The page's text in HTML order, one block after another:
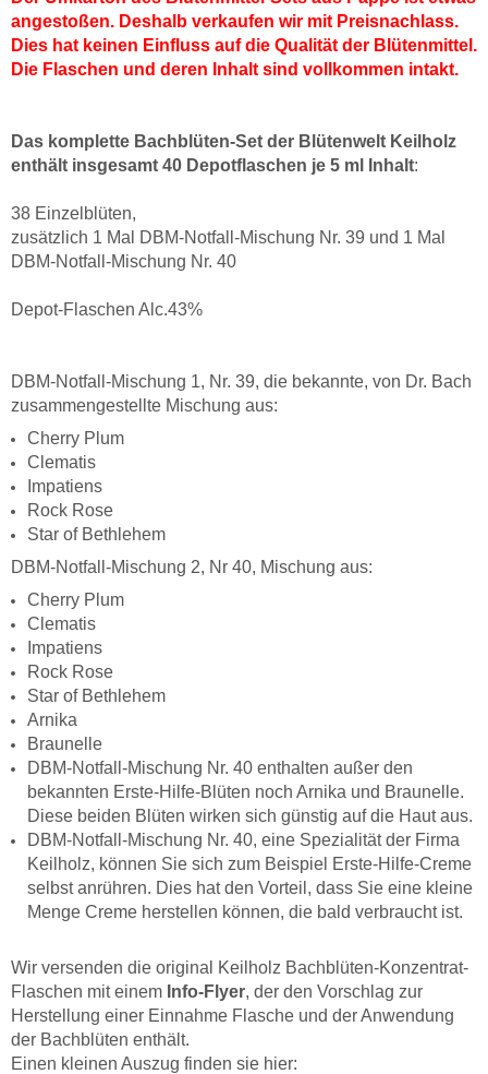
angestoßen. Deshalb verkaufen wir mit Preisnachlass.
Dies hat keinen Einfluss auf die Qualität der Blütenmittel.
Die Flaschen und deren Inhalt sind vollkommen intakt.
Das komplette Bachblüten-Set der Blütenwelt Keilholz
enthält insgesamt 40 Depotflaschen je 5 ml Inhalt:
38 Einzelblüten,
zusätzlich 1 Mal DBM-Notfall-Mischung Nr. 39 und 1 Mal
DBM-Notfall-Mischung Nr. 40
Depot-Flaschen Alc.43%
DBM-Notfall-Mischung 1, Nr. 39, die bekannte, von Dr. Bach
zusammengestellte Mischung aus:
Cherry Plum
Clematis
Impatiens
Rock Rose
Star of Bethlehem
DBM-Notfall-Mischung 2, Nr 40, Mischung aus:
Cherry Plum
Clematis
Impatiens
Rock Rose
Star of Bethlehem
Arnika
Braunelle
DBM-Notfall-Mischung Nr. 40 enthalten außer den
bekannten Erste-Hilfe-Blüten noch Arnika und Braunelle.
Diese beiden Blüten wirken sich günstig auf die Haut aus.
DBM-Notfall-Mischung Nr. 40, eine Spezialität der Firma
Keilholz, können Sie sich zum Beispiel Erste-Hilfe-Creme
selbst anrühren. Dies hat den Vorteil, dass Sie eine kleine
Menge Creme herstellen können, die bald verbraucht ist.
Wir versenden die original Keilholz Bachblüten-Konzentrat-
Flaschen mit einem Info-Flyer, der den Vorschlag zur
Herstellung einer Einnahme Flasche und der Anwendung
der Bachblüten enthält.
Einen kleinen Auszug finden sie hier: